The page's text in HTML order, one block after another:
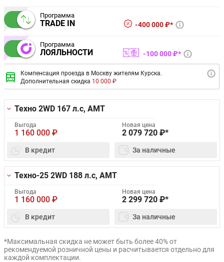
Программа
TRADE IN 400 000 ₽*
Программа
ЛОЯЛЬНОСТИ 100 000 ₽*
Компенсация проезда в Москву жителям Курска.
Дополнительная скидка 10 000 ₽
Техно 2WD 167 л.с, AMT
Выгода
1 160 000 ₽
Новая цена
2 079 720 ₽*
В кредит За наличные
Техно-25 2WD 188 л.с, AMT
Выгода
1 160 000 ₽
Новая цена
2 299 720 ₽*
В кредит За наличные
*Максимальная скидка не может быть более 40% от
рекомендуемой розничной цены и расчитывается отдельно для
каждой комплектации.